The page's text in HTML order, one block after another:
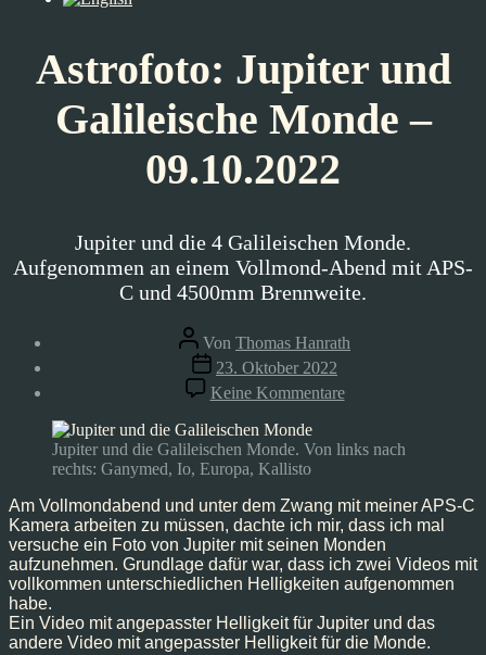
Astrofoto: Jupiter und
Galileische Monde –
09.10.2022
Jupiter und die 4 Galileischen Monde.
Aufgenommen an einem Vollmond-Abend mit APS-
C und 4500mm Brennweite.
Beitragsautor
Von Thomas Hanrath
Veröffentlichungsdatum
23. Oktober 2022
Keine Kommentarezu
Astrofoto:
und
–
09.10.2022
Jupiter und die Galileischen Monde. Von links nach
rechts: Ganymed, Io, Europa, Kallisto
Am Vollmondabend und unter dem Zwang mit meiner APS-C
Kamera arbeiten zu müssen, dachte ich mir, dass ich mal
versuche ein Foto von Jupiter mit seinen Monden
aufzunehmen. Grundlage dafür war, dass ich zwei Videos mit
vollkommen unterschiedlichen Helligkeiten aufgenommen
habe.
Ein Video mit angepasster Helligkeit für Jupiter und das
andere Video mit angepasster Helligkeit für die Monde.